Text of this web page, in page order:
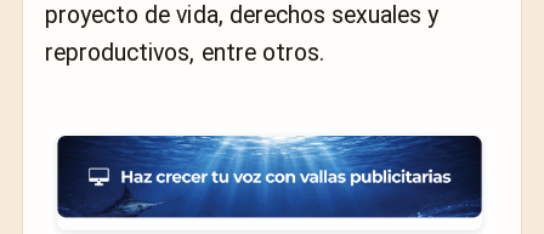
proyecto de vida, derechos sexuales y
reproductivos, entre otros.